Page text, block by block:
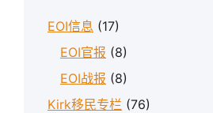
EOI信息 (17)
EOI官报 (8)
EOI战报 (8)
Kirk移民专栏 (76)